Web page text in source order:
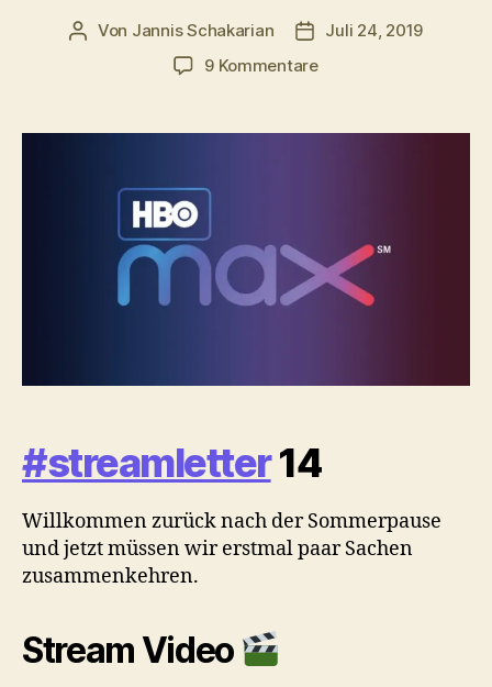
Beitragsautor
Von Jannis Schakarian
Juli 24, 2019
9 Kommentarezu
Ziele,
bezahlen
und
Facebook
halten
#streamletter14
Willkommen zurück nach der Sommerpause
und jetzt müssen wir erstmal paar Sachen
zusammenkehren.
Stream Video